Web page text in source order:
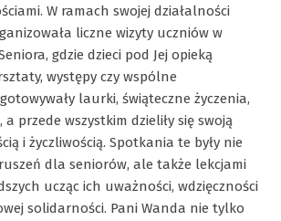
W ramach swojej działalności
liczne wizyty uczniów w
gdzie dzieci pod Jej opieką
występy czy wspólne
laurki, świąteczne życzenia,
przede wszystkim dzieliły się swoją
i życzliwością. Spotkania te były nie
dla seniorów, ale także lekcjami
ucząc ich uważności, wdzięczności
solidarności. Pani Wanda nie tylko